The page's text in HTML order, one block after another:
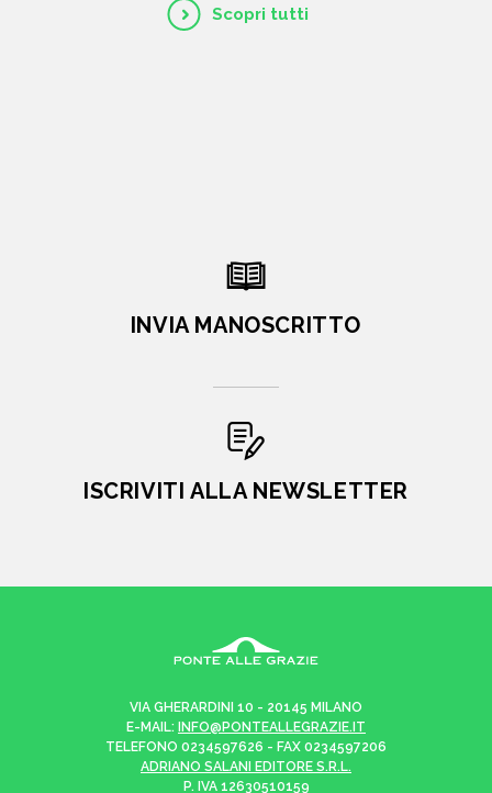
Scopri tutti
INVIA MANOSCRITTO
ISCRIVITI ALLA NEWSLETTER
VIA GHERARDINI 10 - 20145 MILANO
E-MAIL: INFO@PONTEALLEGRAZIE.IT
TELEFONO 0234597626 - FAX 0234597206
ADRIANO SALANI EDITORE S.R.L.
P. IVA 12630510159